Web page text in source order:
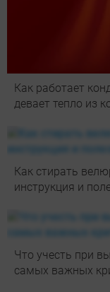
Как работает
девает тепло из
Как стирать
инструкция и
Что учесть при
самых важных